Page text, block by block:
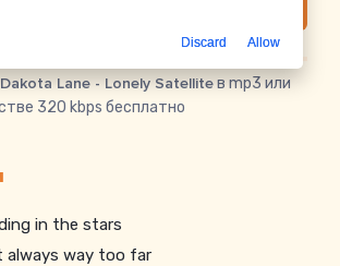
Lane - Lonely Satelliteв mp3 или
320 kbps бесплатно
in the stars
always way too far
Discard Allow